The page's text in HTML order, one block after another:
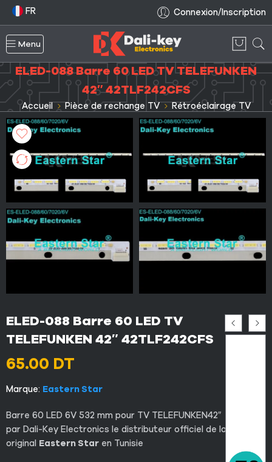
FR Connexion/Inscription
Menu
ELED-088 Barre 60 LED TV TELEFUNKEN
42″ 42TLF242CFS
Accueil Pièce de rechange TV Rétroéclairage TV
ELED-088 Barre 60 LED TV
TELEFUNKEN 42″ 42TLF242CFS
65.00 DT
Marque: Eastern Star
Barre 60 LED 6V 532 mm pour TV TELEFUNKEN42″ importé
par Dali-Key Electronics le distributeur officiel de la marque
original Eastern Star en Tunisie